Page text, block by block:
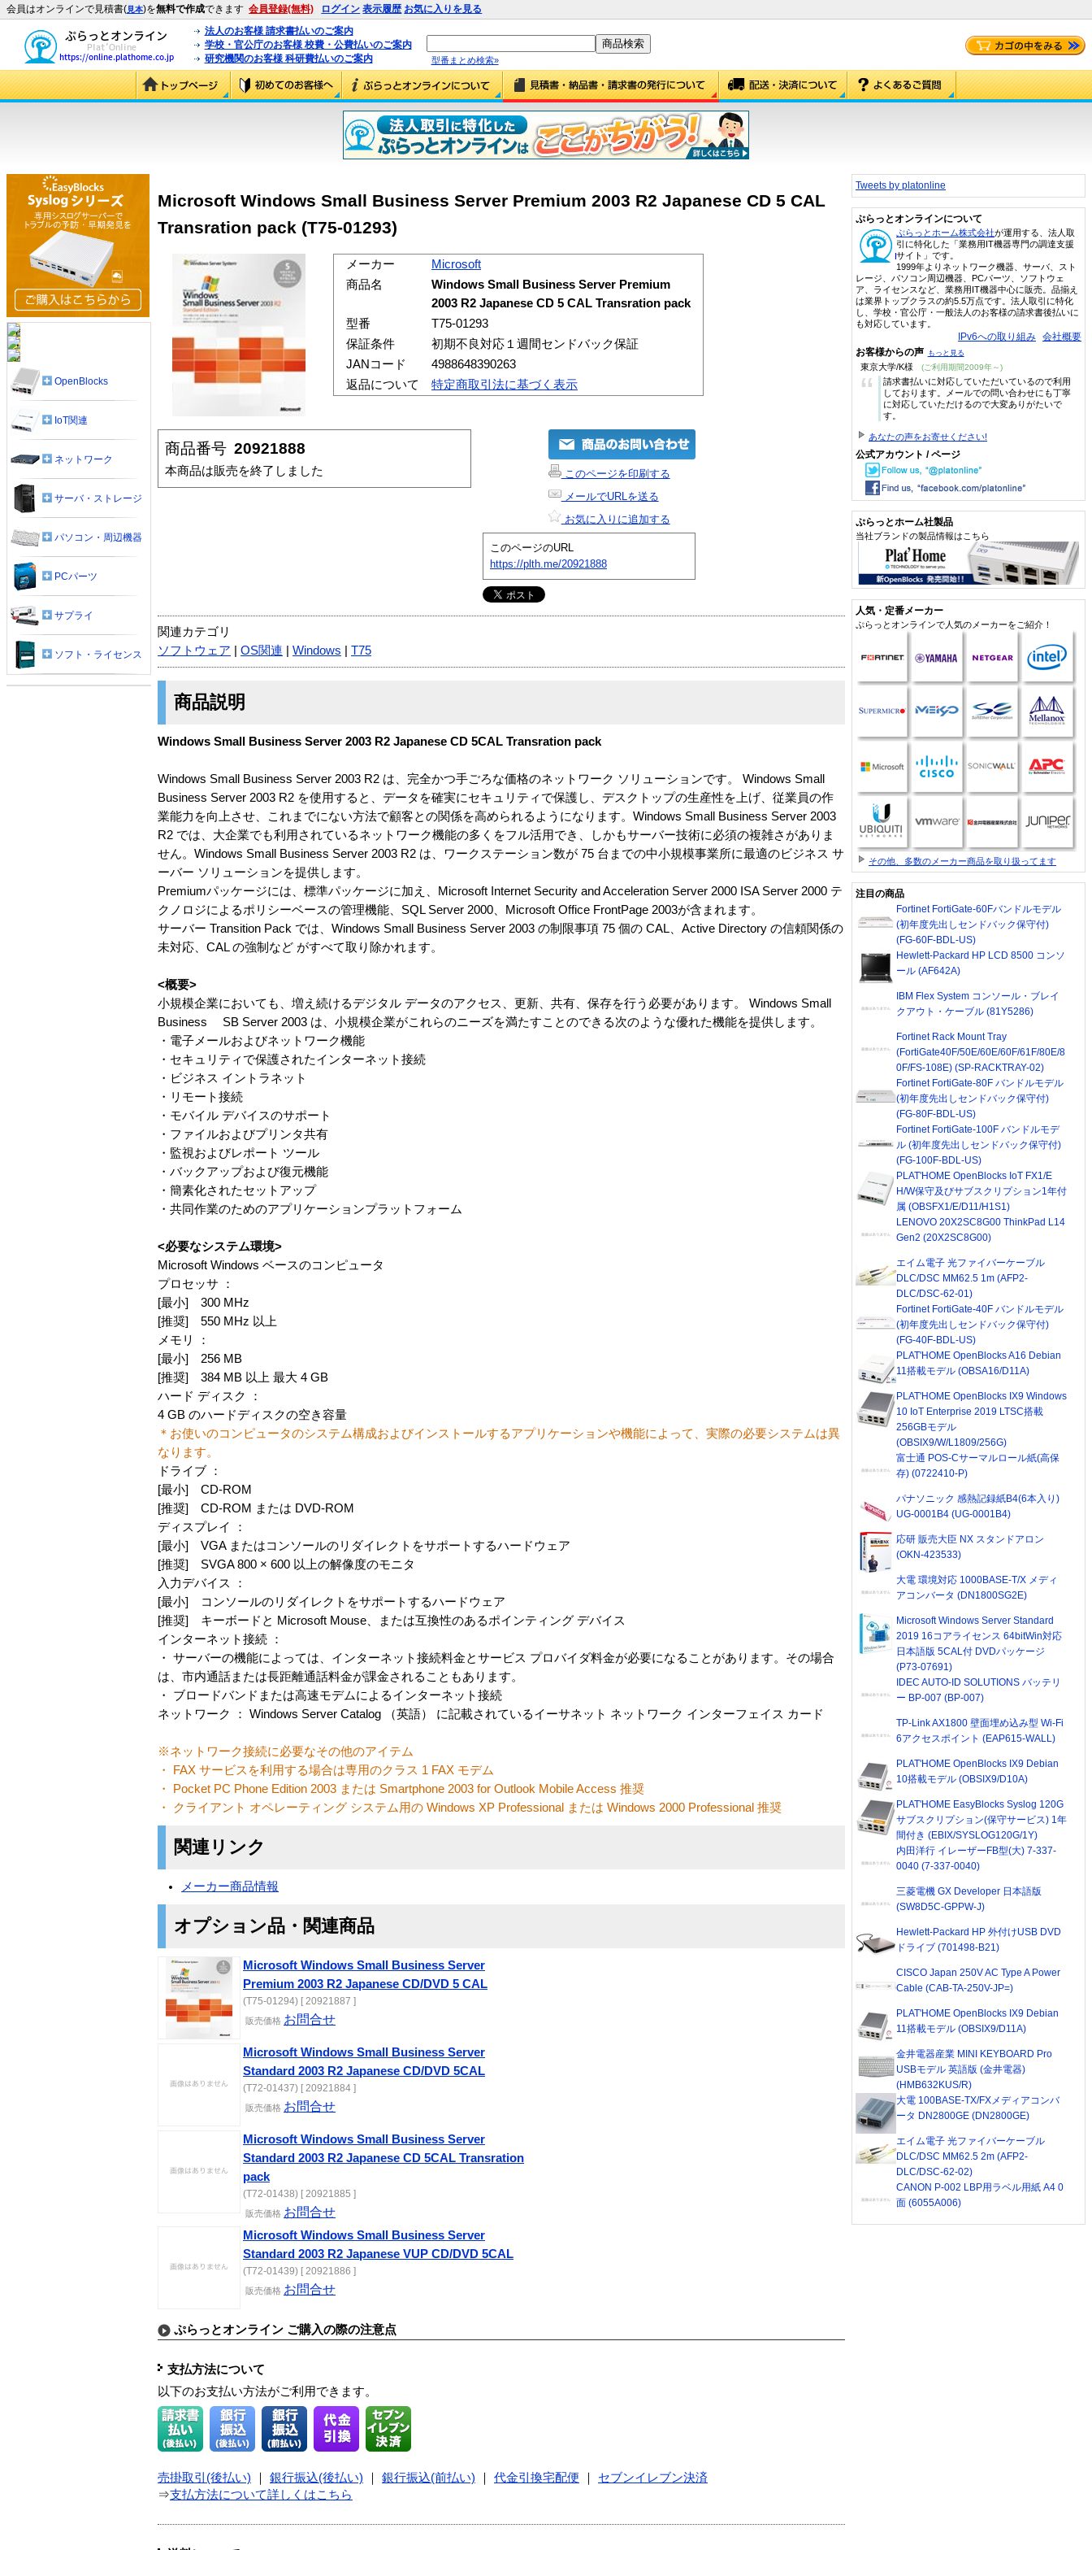
会員はオンラインで見積書(見本)を無料で作成できます 会員登録(無料) ログイン 表示履歴 お気に入りを見る
法人のお客様 請求書払いのご案内
学校・官公庁のお客様 校費・公費払いのご案内
研究機関のお客様 科研費払いのご案内
型番まとめ検索»
Microsoft Windows Small Business Server Premium 2003 R2 Japanese CD 5 CAL
Transration pack (T75-01293)
メーカー
Microsoft
商品名
Windows Small Business Server Premium
2003 R2 Japanese CD 5 CAL Transration pack
型番
T75-01293
保証条件
初期不良対応１週間センドバック保証
JANコード
4988648390263
返品について
特定商取引法に基づく表示
商品番号 20921888
本商品は販売を終了しました
このページを印刷する
メールでURLを送る
お気に入りに追加する
このページのURL
https://plth.me/20921888
関連カテゴリ
ソフトウェア
OS関連 Windows T75
商品説明
Windows Small Business Server 2003 R2 Japanese CD 5CAL Transration pack
Windows Small Business Server 2003 R2 は、完全かつ手ごろな価格のネットワーク ソリューションです。 Windows Small
Business Server 2003 R2 を使用すると、データを確実にセキュリティで保護し、デスクトップの生産性を上げ、従業員の作
業能力を向上させ、これまでにない方法で顧客との関係を高められるようになります。Windows Small Business Server 2003
R2 では、大企業でも利用されているネットワーク機能の多くをフル活用でき、しかもサーバー技術に必須の複雑さがありま
せん。Windows Small Business Server 2003 R2 は、ワークステーション数が 75 台までの中小規模事業所に最適のビジネス サ
ーバー ソリューションを提供します。
Premiumパッケージには、標準パッケージに加え、Microsoft Internet Security and Acceleration Server 2000 ISA Server 2000 テ
クノロジによるポリシーベースの管理機能、SQL Server 2000、Microsoft Office FrontPage 2003が含まれます。
サーバー Transition Pack では、Windows Small Business Server 2003 の制限事項 75 個の CAL、Active Directory の信頼関係の
未対応、CAL の強制など がすべて取り除かれます。
<概要>
小規模企業においても、増え続けるデジタル データのアクセス、更新、共有、保存を行う必要があります。 Windows Small
Business SB Server 2003 は、小規模企業がこれらのニーズを満たすことのできる次のような優れた機能を提供します。
・電子メールおよびネットワーク機能
・セキュリティで保護されたインターネット接続
・ビジネス イントラネット
・リモート接続
・モバイル デバイスのサポート
・ファイルおよびプリンタ共有
・監視およびレポート ツール
・バックアップおよび復元機能
・簡素化されたセットアップ
・共同作業のためのアプリケーションプラットフォーム
<必要なシステム環境>
Microsoft Windows ベースのコンピュータ
プロセッサ ：
[最小] 300 MHz
[推奨] 550 MHz 以上
メモリ ：
[最小] 256 MB
[推奨] 384 MB 以上 最大 4 GB
ハード ディスク ：
4 GB のハードディスクの空き容量
＊お使いのコンピュータのシステム構成およびインストールするアプリケーションや機能によって、実際の必要システムは異
なります。
ドライブ ：
[最小] CD-ROM
[推奨] CD-ROM または DVD-ROM
ディスプレイ ：
[最小] VGA またはコンソールのリダイレクトをサポートするハードウェア
[推奨] SVGA 800 × 600 以上の解像度のモニタ
入力デバイス ：
[最小] コンソールのリダイレクトをサポートするハードウェア
[推奨] キーボードと Microsoft Mouse、または互換性のあるポインティング デバイス
インターネット接続 ：
・ サーバーの機能によっては、インターネット接続料金とサービス プロバイダ料金が必要になることがあります。その場合
は、市内通話または長距離通話料金が課金されることもあります。
・ ブロードバンドまたは高速モデムによるインターネット接続
ネットワーク ： Windows Server Catalog （英語） に記載されているイーサネット ネットワーク インターフェイス カード
※ネットワーク接続に必要なその他のアイテム
・ FAX サービスを利用する場合は専用のクラス 1 FAX モデム
・ Pocket PC Phone Edition 2003 または Smartphone 2003 for Outlook Mobile Access 推奨
・ クライアント オペレーティング システム用の Windows XP Professional または Windows 2000 Professional 推奨
関連リンク
メーカー商品情報
オプション品・関連商品
Microsoft Windows Small Business Server
Premium 2003 R2 Japanese CD/DVD 5 CAL
(T75-01294) [ 20921887 ]
販売価格 お問合せ
Microsoft Windows Small Business Server
Standard 2003 R2 Japanese CD/DVD 5CAL
(T72-01437) [ 20921884 ]
販売価格 お問合せ
Microsoft Windows Small Business Server
Standard 2003 R2 Japanese CD 5CAL Transration
pack
(T72-01438) [ 20921885 ]
販売価格 お問合せ
Microsoft Windows Small Business Server
Standard 2003 R2 Japanese VUP CD/DVD 5CAL
(T72-01439) [ 20921886 ]
販売価格 お問合せ
ぷらっとオンライン ご購入の際の注意点
支払方法について
以下のお支払い方法がご利用できます。
売掛取引(後払い) 銀行振込(後払い) 銀行振込(前払い) 代金引換宅配便
セブンイレブン決済
⇒支払方法について詳しくはこちら
OpenBlocks
IoT関連
ネットワーク
サーバ・ストレージ
パソコン・周辺機器
PCパーツ
サプライ
ソフト・ライセンス
Tweets by platonline
ぷらっとオンラインについて
ぷらっとホーム株式会社が運用する、法人取
引に特化した「業務用IT機器専門の調達支援
サイト」です。
1999年よりネットワーク機器、サーバ、スト
レージ、パソコン周辺機器、PCパーツ、ソフトウェ
ア、ライセンスなど、業務用IT機器中心に販売。品揃え
は業界トップクラスの約5.5万点です。法人取引に特化
し、学校・官公庁・一般法人のお客様の請求書後払いに
も対応しています。
IPv6への取り組み 会社概要
お客様からの声 もっと見る
東京大学/K様 (ご利用期間2009年～)
“
請求書払いに対応していただいているので利用
しております。メールでの問い合わせにも丁寧
に対応していただけるので大変ありがたいで
す。
あなたの声をお寄せください!
公式アカウント / ページ
ぷらっとホーム社製品
当社ブランドの製品情報はこちら
人気・定番メーカー
ぷらっとオンラインで人気のメーカーをご紹介！
その他、多数のメーカー商品を取り扱ってます
注目の商品
Fortinet FortiGate-60Fバンドルモデル
(初年度先出しセンドバック保守付)
(FG-60F-BDL-US)
Hewlett-Packard HP LCD 8500 コンソ
ール (AF642A)
IBM Flex System コンソール・ブレイ
クアウト・ケーブル (81Y5286)
Fortinet Rack Mount Tray
(FortiGate40F/50E/60E/60F/61F/80E/8
0F/FS-108E) (SP-RACKTRAY-02)
Fortinet FortiGate-80F バンドルモデル
(初年度先出しセンドバック保守付)
(FG-80F-BDL-US)
Fortinet FortiGate-100F バンドルモデ
ル (初年度先出しセンドバック保守付)
(FG-100F-BDL-US)
PLAT'HOME OpenBlocks IoT FX1/E
H/W保守及びサブスクリプション1年付
属 (OBSFX1/E/D11/H1S1)
LENOVO 20X2SC8G00 ThinkPad L14
Gen2 (20X2SC8G00)
エイム電子 光ファイバーケーブル
DLC/DSC MM62.5 1m (AFP2-
DLC/DSC-62-01)
Fortinet FortiGate-40F バンドルモデル
(初年度先出しセンドバック保守付)
(FG-40F-BDL-US)
PLAT'HOME OpenBlocks A16 Debian
11搭載モデル (OBSA16/D11A)
PLAT'HOME OpenBlocks IX9 Windows
10 IoT Enterprise 2019 LTSC搭載
256GBモデル
(OBSIX9/W/L1809/256G)
富士通 POS-Cサーマルロール紙(高保
存) (0722410-P)
パナソニック 感熱記録紙B4(6本入り)
UG-0001B4 (UG-0001B4)
応研 販売大臣 NX スタンドアロン
(OKN-423533)
大電 環境対応 1000BASE-T/X メディ
アコンバータ (DN1800SG2E)
Microsoft Windows Server Standard
2019 16コアライセンス 64bitWin対応
日本語版 5CAL付 DVDパッケージ
(P73-07691)
IDEC AUTO-ID SOLUTIONS バッテリ
ー BP-007 (BP-007)
TP-Link AX1800 壁面埋め込み型 Wi-Fi
6アクセスポイント (EAP615-WALL)
PLAT'HOME OpenBlocks IX9 Debian
10搭載モデル (OBSIX9/D10A)
PLAT'HOME EasyBlocks Syslog 120G
サブスクリプション(保守サービス) 1年
間付き (EBIX/SYSLOG120G/1Y)
内田洋行 イレーザーFB型(大) 7-337-
0040 (7-337-0040)
三菱電機 GX Developer 日本語版
(SW8D5C-GPPW-J)
Hewlett-Packard HP 外付けUSB DVD
ドライブ (701498-B21)
CISCO Japan 250V AC Type A Power
Cable (CAB-TA-250V-JP=)
PLAT'HOME OpenBlocks IX9 Debian
11搭載モデル (OBSIX9/D11A)
金井電器産業 MINI KEYBOARD Pro
USBモデル 英語版 (金井電器)
(HMB632KUS/R)
大電 100BASE-TX/FXメディアコンバ
ータ DN2800GE (DN2800GE)
エイム電子 光ファイバーケーブル
DLC/DSC MM62.5 2m (AFP2-
DLC/DSC-62-02)
CANON P-002 LBP用ラベル用紙 A4 0
面 (6055A006)